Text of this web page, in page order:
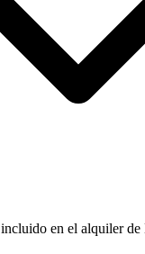
incluido en el alquiler